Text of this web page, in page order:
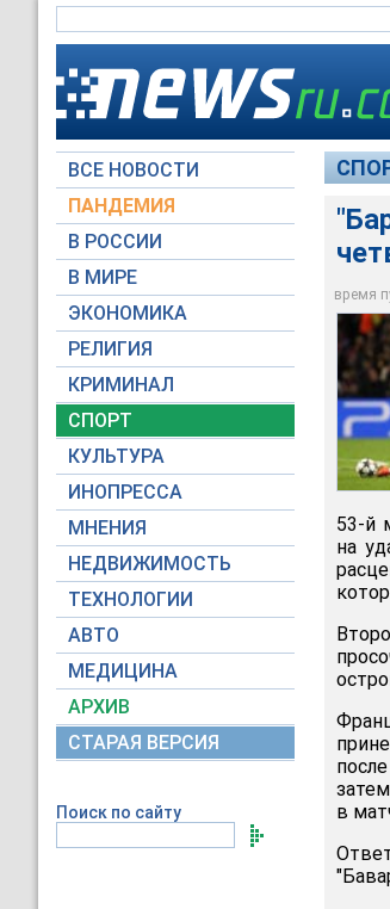
ВСЕ НОВОСТИ
ПАНДЕМИЯ
В РОССИИ
В МИРЕ
ЭКОНОМИКА
РЕЛИГИЯ
КРИМИНАЛ
СПОРТ
КУЛЬТУРА
ИНОПРЕССА
МНЕНИЯ
НЕДВИЖИМОСТЬ
ТЕХНОЛОГИИ
АВТО
МЕДИЦИНА
АРХИВ
СТАРАЯ ВЕРСИЯ
Поиск по сайту
время
53-й
на
в